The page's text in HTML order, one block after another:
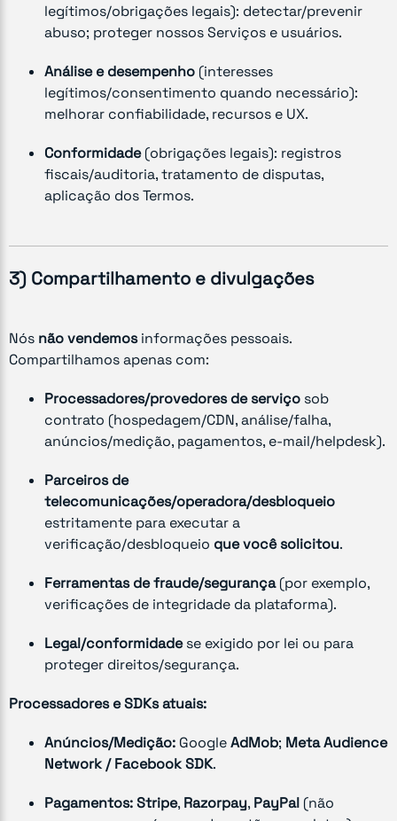
legítimos/obrigações legais): detectar/prevenir
abuso; proteger nossos Serviços e usuários.
Análise e desempenho (interesses
legítimos/consentimento quando necessário):
melhorar confiabilidade, recursos e UX.
Conformidade(obrigações legais): registros
fiscais/auditoria, tratamento de disputas,
aplicação dos Termos.
3) Compartilhamento e divulgações
Nós não vendemosinformações pessoais.
Compartilhamos apenas com:
Processadores/provedores de serviço sob
contrato (hospedagem/CDN, análise/falha,
anúncios/medição, pagamentos, e-mail/helpdesk).
Parceiros de
telecomunicações/operadora/desbloqueio
estritamente para executar a
verificação/desbloqueio que você solicitou.
Ferramentas de fraude/segurança(por exemplo,
verificações de integridade da plataforma).
Legal/conformidadese exigido por lei ou para
proteger direitos/segurança.
Processadores e SDKs atuais:
Anúncios/Medição: GoogleAdMob; Meta Audience
Network / Facebook SDK.
Pagamentos:Stripe, Razorpay, PayPal (não